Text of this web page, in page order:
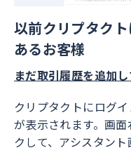
以前クリプタク
あるお客様
まだ取引履歴を追加
クリプタクトにログイ
が表示されます。画
クして、アシスタント